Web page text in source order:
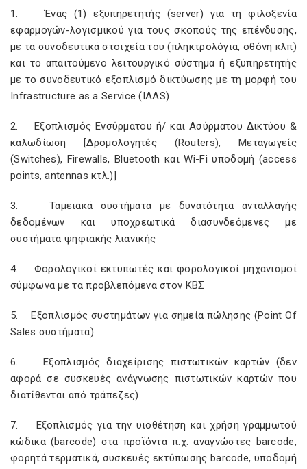
1. Ένας (1) εξυπηρετητής (server) για τη φιλοξενία
εφαρμογών-λογισμικού για τους σκοπούς της επένδυσης,
με τα συνοδευτικά στοιχεία του (πληκτρολόγια, οθόνη κλπ)
και το απαιτούμενο λειτουργικό σύστημα ή εξυπηρετητής
με το συνοδευτικό εξοπλισμό δικτύωσης με τη μορφή του
Infrastructure as a Service (IAAS)
2. Εξοπλισμός Ενσύρματου ή/ και Ασύρματου Δικτύου &
καλωδίωση [Δρομολογητές (Routers), Μεταγωγείς
(Switches), Firewalls, Bluetooth και Wi-Fi υποδομή (access
points, antennas κτλ.)]
3. Ταμειακά συστήματα με δυνατότητα ανταλλαγής
δεδομένων και υποχρεωτικά διασυνδεόμενες με
συστήματα ψηφιακής λιανικής
4. Φορολογικοί εκτυπωτές και φορολογικοί μηχανισμοί
σύμφωνα με τα προβλεπόμενα στον ΚΒΣ
5. Εξοπλισμός συστημάτων για σημεία πώλησης (Point Of
Sales συστήματα)
6. Εξοπλισμός διαχείρισης πιστωτικών καρτών (δεν
αφορά σε συσκευές ανάγνωσης πιστωτικών καρτών που
διατίθενται από τράπεζες)
7. Εξοπλισμός για την υιοθέτηση και χρήση γραμμωτού
κώδικα (barcode) στα προϊόντα π.χ. αναγνώστες barcode,
φορητά τερματικά, συσκευές εκτύπωσης barcode, υποδομή